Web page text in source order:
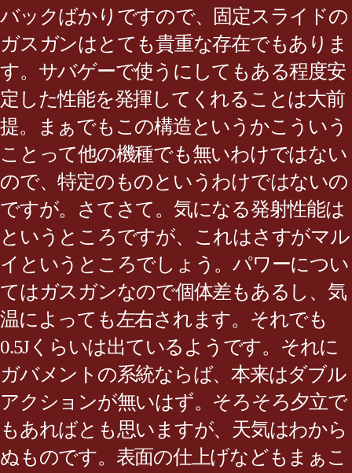
バックばかりですので、固定スライドの
ガスガンはとても貴重な存在でもありま
す。サバゲーで使うにしてもある程度安
定した性能を発揮してくれることは大前
提。まぁでもこの構造というかこういう
ことって他の機種でも無いわけではない
ので、特定のものというわけではないの
ですが。さてさて。気になる発射性能は
というところですが、これはさすがマル
イというところでしょう。パワーについ
てはガスガンなので個体差もあるし、気
温によっても左右されます。それでも
0.5Jくらいは出ているようです。それに
ガバメントの系統ならば、本来はダブル
アクションが無いはず。そろそろ夕立で
もあればとも思いますが、天気はわから
ぬものです。表面の仕上げなどもまぁこ